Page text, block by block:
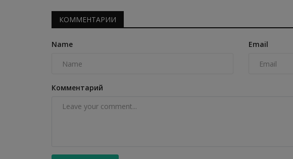
КОММЕНТАРИИ
Name Email
Комментарий